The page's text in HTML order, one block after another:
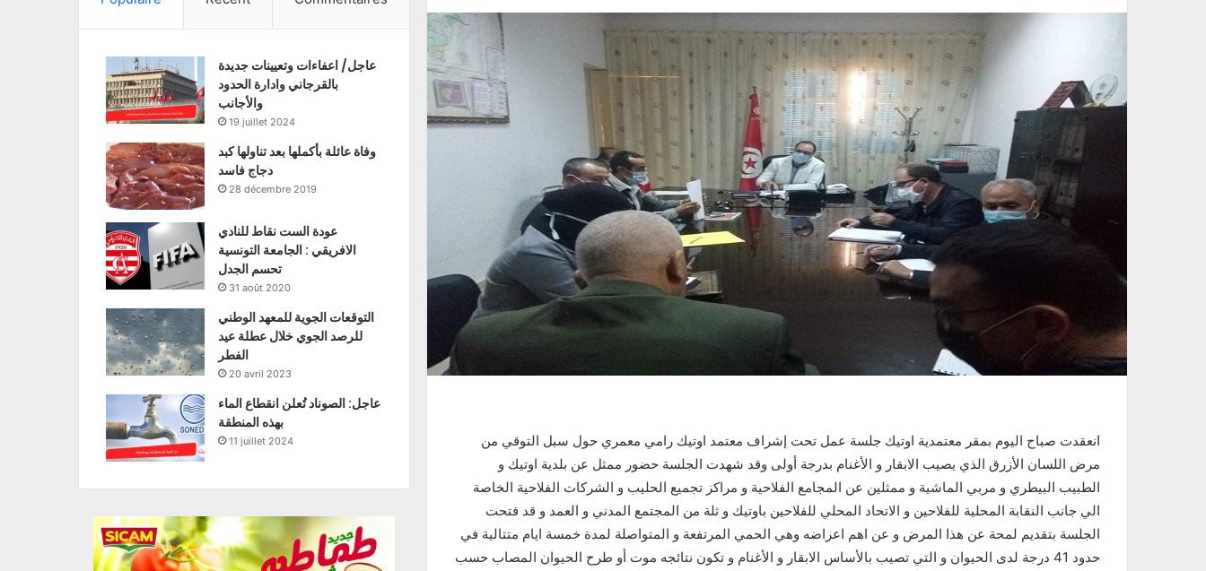
مرض اللسان الأزرق الذي يصيب الابقار و الأغنام بدرجة أولى وقد شهدت الجلسة حضور ممثل عن بلدية اوتيك و
الطبيب البيطري و مربي الماشية و ممثلين عن المجامع الفلاحية و مراكز تجميع الحليب و الشركات الفلاحية الخاصة
الي جانب النقابة المحلية للفلاحين و الاتحاد المحلي للفلاحين باوتيك و ثلة من المجتمع المدني و العمد و قد فتحت
الجلسة بتقديم لمحة عن هذا المرض و عن اهم اعراضه وهي الحمي المرتفعة و المتواصلة لمدة خمسة ايام متتالية في
حدود 41 درجة لدى الحيوان و التي تصيب بالأساس الابقار و الأغنام و تكون نتائجه موت أو طرح الحيوان المصاب حسب
عاجل/ اعفاءات وتعيينات جديدة
بالقرجاني وادارة الحدود
والأجانب
19 juillet 2024
وفاة عائلة بأكملها بعد تناولها كبد
دجاج فاسد
28 décembre 2019
عودة الست نقاط للنادي
الافريقي : الجامعة التونسية
تحسم الجدل
31 août 2020
التوقعات الجوية للمعهد الوطني
للرصد الجوي خلال عطلة عيد
الفطر
20 avril 2023
عاجل: الصوناد تُعلن انقطاع الماء
بهذه المنطقة
11 juillet 2024